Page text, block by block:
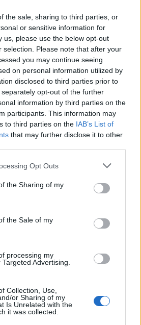
the sale, sharing to third parties, or
or sensitive information for
us, please use the below opt-out
selection. Please note that after your
you may continue seeing
on personal information utilized by
disclosed to third parties prior to
opt-out of the further
information by third parties on the
participants. This information may
to third parties on the IAB’s List of
that may further disclose it to other
Opt Outs
the Sharing of my
the Sale of my
processing my
Advertising.
Collection, Use,
or Sharing of my
Is Unrelated with the
it was collected.